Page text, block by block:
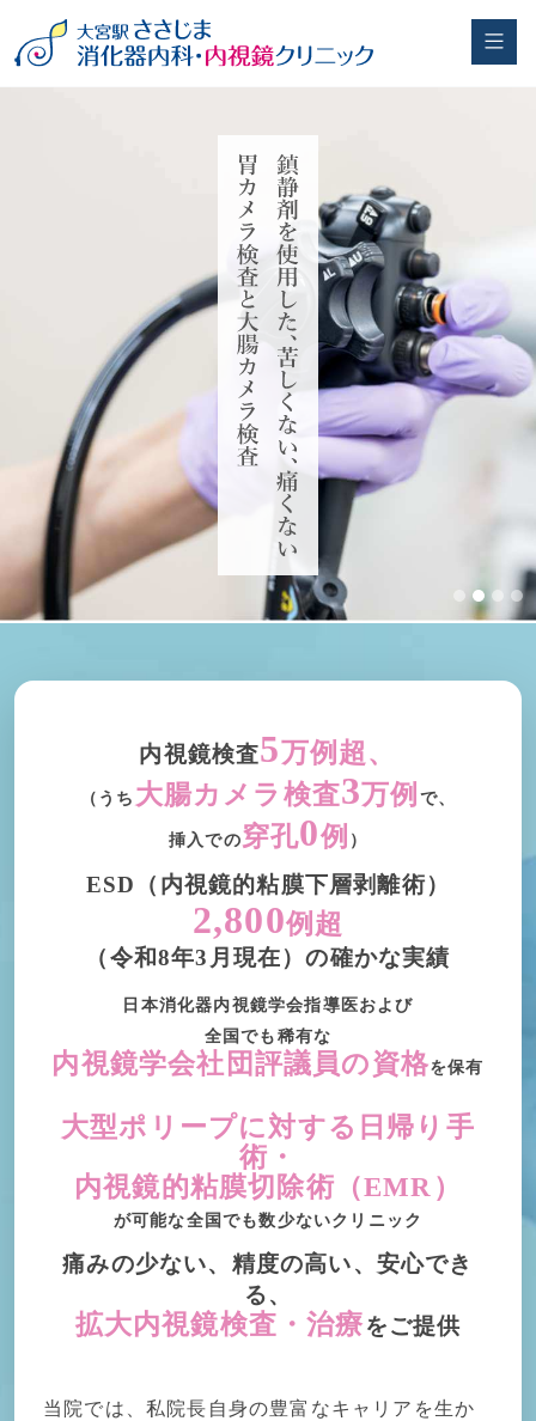
埼玉県さいたま市大宮区の大腸
内視鏡検査5万例超、
（うち 大腸カメラ検査3万例 で、
挿入での穿孔0例 ）
ESD（内視鏡的粘膜下層剥離術）
2,800例超
（令和8年3月現在）の確かな実績
日本消化器内視鏡学会指導医および
全国でも稀有な
内視鏡学会社団評議員の資格を保有
大型ポリープに対する日帰り手
術・
内視鏡的粘膜切除術（EMR）
が可能な全国でも数少ないクリニック
痛みの少ない、精度の高い、安心でき
る、
拡大内視鏡検査・治療をご提供
当院では、私院長自身の豊富なキャリアを生か